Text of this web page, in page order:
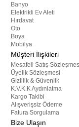
Banyo
Elektrikli Ev Aleti
Hırdavat
Oto
Boya
Mobilya
Müşteri İlişkileri
Mesafeli Satış
Üyelik Sözleşmesi
Gizlilik & Güvenlik
K.V.K.K Aydınlatma
Kargo Takibi
Alışverişsiz Ödeme
Fatura Sorgulama
Bize Ulaşın